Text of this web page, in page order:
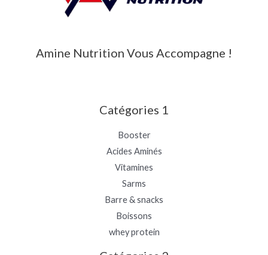
Amine Nutrition Vous Accompagne !
Catégories 1
Booster
Acides Aminés
Vitamines
Sarms
Barre & snacks
Boissons
whey protein